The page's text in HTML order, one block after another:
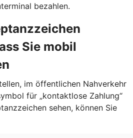
bezahlen.
Sie mobil
im öffentlichen Nahverkehr
für „kontaktlose Zahlung“
sehen, können Sie